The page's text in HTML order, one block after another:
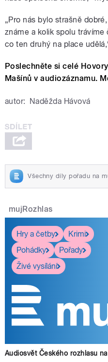
„Pro nás bylo strašně
známe a kolik spolu
co ten druhý na place
Poslechněte si celé
Mašínů v audiozáznamu.
autor: Naděžda Hávová
Všechny díly pořadu na
mujRozhlas
Hry a četby
Krimi
Pohádky
Pořady
Živé vysílání
Audiosvět Českého rozhlasu